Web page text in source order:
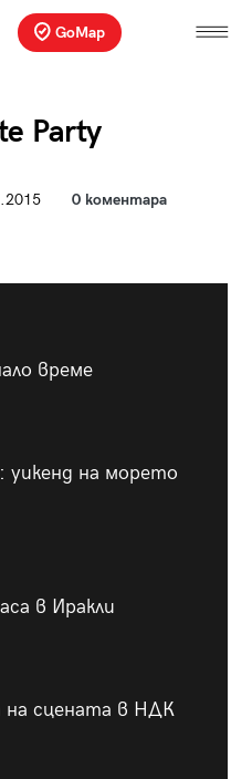
GoMap
Party
0 коментара
време
уикенд на морето
в Иракли
на сцената в НДК